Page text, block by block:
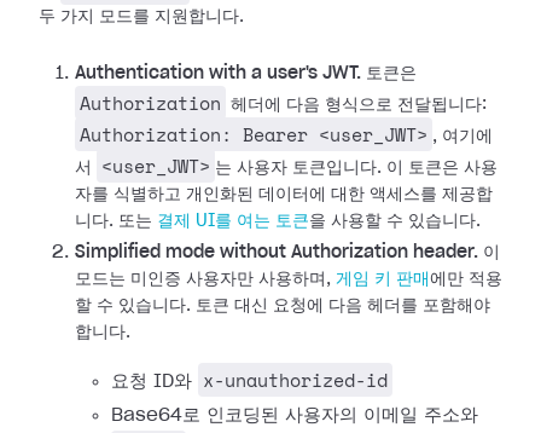
두 가지 모드를 지원합니다.
Authentication with a user's JWT. 토큰은
Authorization 헤더에 다음 형식으로 전달됩니다:
Authorization: Bearer <user_JWT> , 여기에
서
<user_JWT> 는 사용자 토큰입니다. 이 토큰은 사용
자를 식별하고 개인화된 데이터에 대한 액세스를 제공합
니다. 또는 결제 UI를 여는 토큰을 사용할 수 있습니다.
Simplified mode without Authorization header. 이
모드는 미인증 사용자만 사용하며, 게임 키 판매 에만 적용
할 수 있습니다. 토큰 대신 요청에 다음 헤더를 포함해야
합니다.
요청 ID와 x-unauthorized-id
Base64로 인코딩된 사용자의 이메일 주소와